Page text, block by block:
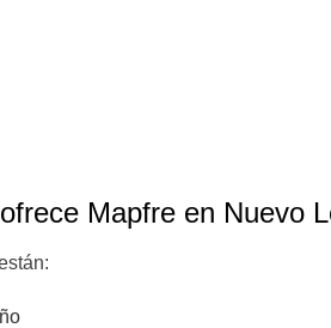
Mapfre en Nuevo